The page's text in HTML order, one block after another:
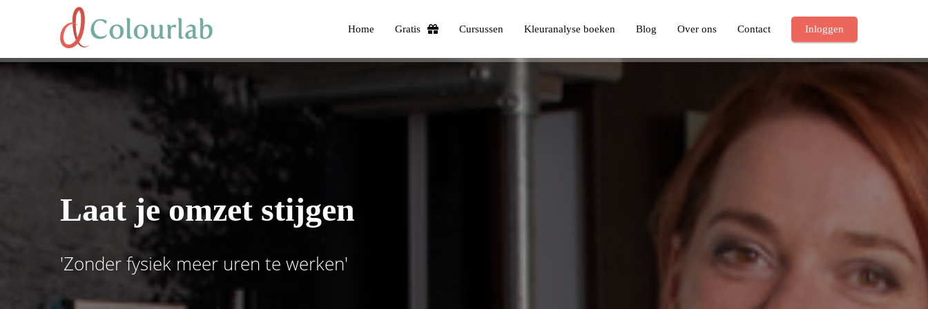
Home Gratis Cursussen Kleuranalyse boeken Blog Over ons Contact Inloggen
Laat je omzet stijgen
'Zonder fysiek meer uren te werken'